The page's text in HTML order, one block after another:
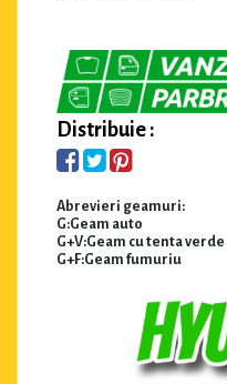
Distribuie :
Abrevieri geamuri:
G:Geam auto
G+V:Geam cu tenta verde
G+F:Geam fumuriu